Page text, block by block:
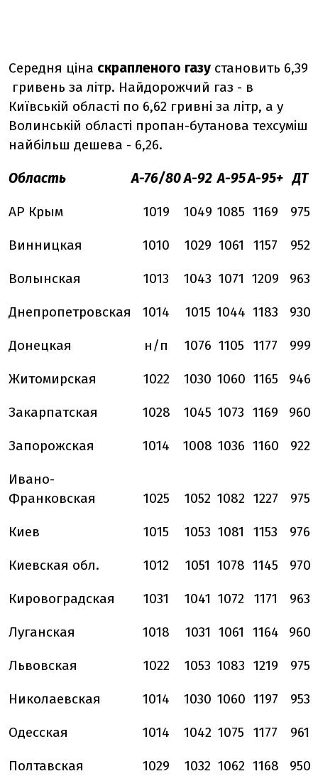
Середня ціна скрапленого газу становить 6,39
гривень за літр. Найдорожчий газ - в
Київській області по 6,62 гривні за літр, а у
Волинській області пропан-бутанова техсуміш
найбільш дешева - 6,26.
Область А-76/80А-92 А-95А-95+ ДТ
АР Крым 1019 1049 1085 1169 975
Винницкая 1010 1029 1061 1157 952
Волынская 1013 1043 1071 1209 963
Днепропетровская 1014 1015 1044 1183 930
Донецкая н/п 1076 1105 1177 999
Житомирская 1022 1030 1060 1165 946
Закарпатская 1028 1045 1073 1169 960
Запорожская 1014 1008 1036 1160 922
Ивано-
Франковская
1025 1052 1082 1227 975
Киев 1015 1053 1081 1153 976
Киевская обл. 1012 1051 1078 1145 970
Кировоградская 1031 1041 1072 1171 963
Луганская 1018 1031 1061 1164 960
Львовская 1022 1053 1083 1219 975
Николаевская 1014 1030 1060 1197 953
Одесская 1014 1042 1075 1177 961
Полтавская 1029 1032 1062 1168 950